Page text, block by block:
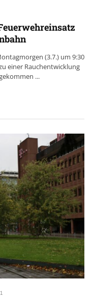
(3.7.) um 9:30
einer Rauchentwicklung
...